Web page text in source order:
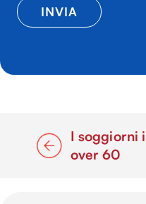
I soggiorni
over 60